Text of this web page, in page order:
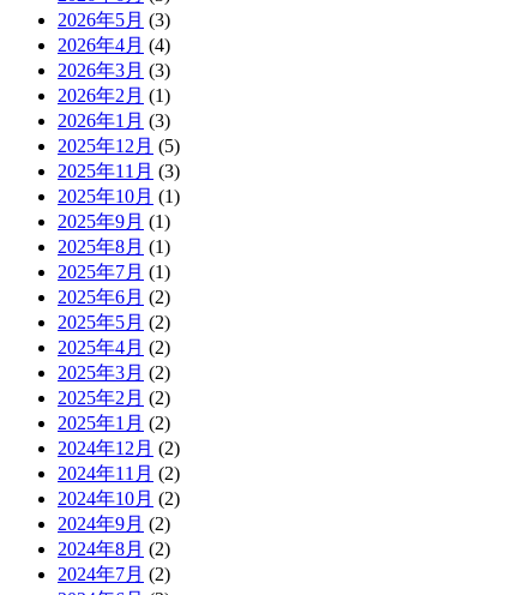
2026年5月 (3)
2026年4月 (4)
2026年3月 (3)
2026年2月 (1)
2026年1月 (3)
2025年12月 (5)
2025年11月 (3)
2025年10月 (1)
2025年9月 (1)
2025年8月 (1)
2025年7月 (1)
2025年6月 (2)
2025年5月 (2)
2025年4月 (2)
2025年3月 (2)
2025年2月 (2)
2025年1月 (2)
2024年12月 (2)
2024年11月 (2)
2024年10月 (2)
2024年9月 (2)
2024年8月 (2)
2024年7月 (2)